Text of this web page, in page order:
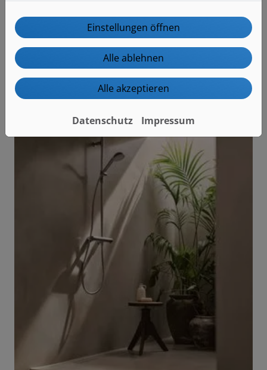
Einstellungen öffnen
Alle ablehnen
Alle akzeptieren
Datenschutz Impressum